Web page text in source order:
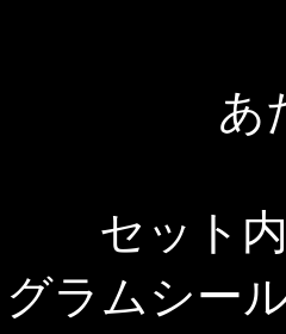
あ
セット
ラムシー